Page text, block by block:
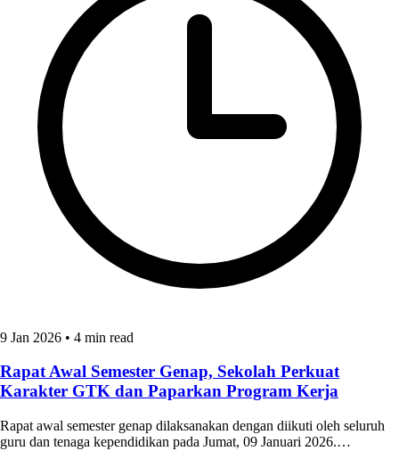
9 Jan 2026 • 4 min read
Rapat Awal Semester Genap, Sekolah Perkuat
Karakter GTK dan Paparkan Program Kerja
Rapat awal semester genap dilaksanakan dengan diikuti oleh seluruh
guru dan tenaga kependidikan pada Jumat, 09 Januari 2026.…